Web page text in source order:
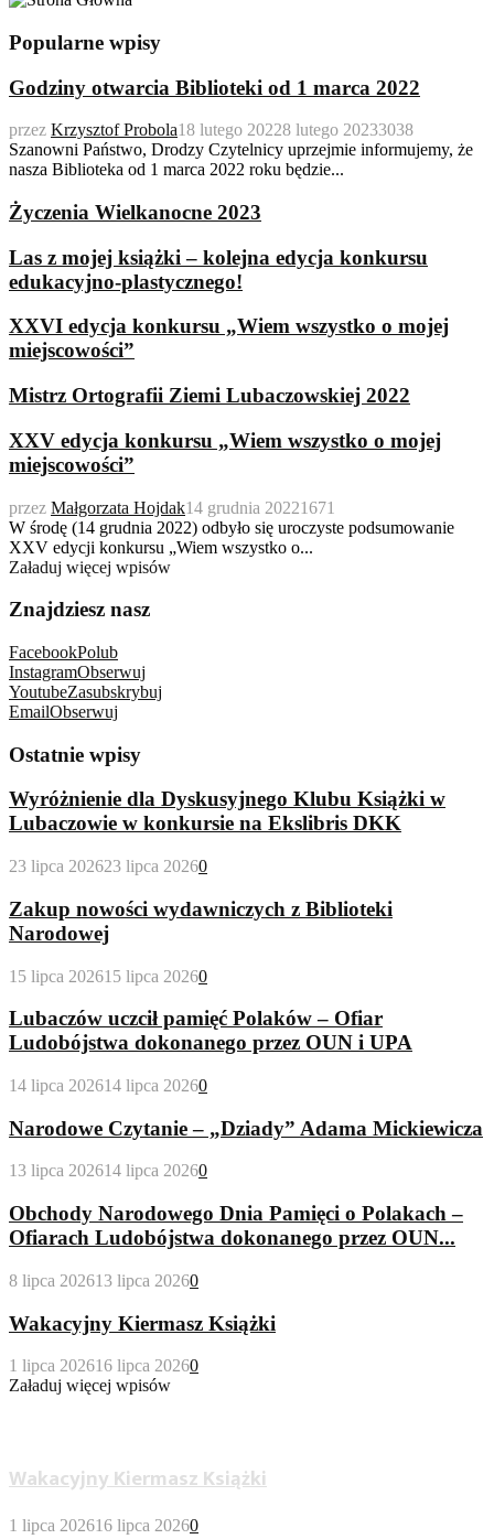
Znajdziesz nasz
FacebookPolub
InstagramObserwuj
YoutubeZasubskrybuj
EmailObserwuj
Ostatnie wpisy
Wyróżnienie dla Dyskusyjnego Klubu Książki w
Lubaczowie w konkursie na Ekslibris DKK
23 lipca 202623 lipca 20260
Zakup nowości wydawniczych z Biblioteki
Narodowej
15 lipca 202615 lipca 20260
Lubaczów uczcił pamięć Polaków – Ofiar
Ludobójstwa dokonanego przez OUN i UPA
14 lipca 202614 lipca 20260
Narodowe Czytanie – „Dziady” Adama Mickiewicza
13 lipca 202614 lipca 20260
Obchody Narodowego Dnia Pamięci o Polakach –
Ofiarach Ludobójstwa dokonanego przez OUN...
8 lipca 202613 lipca 20260
Wakacyjny Kiermasz Książki
1 lipca 202616 lipca 20260
Załaduj więcej wpisów
Popularne wpisy
Godziny otwarcia Biblioteki od 1 marca 2022
przez Krzysztof Probola18 lutego 20228 lutego 20233038
Szanowni Państwo, Drodzy Czytelnicy uprzejmie informujemy, że
nasza Biblioteka od 1 marca 2022 roku będzie...
Życzenia Wielkanocne 2023
Las z mojej książki – kolejna edycja konkursu
edukacyjno-plastycznego!
XXVI edycja konkursu „Wiem wszystko o mojej
miejscowości”
Mistrz Ortografii Ziemi Lubaczowskiej 2022
XXV edycja konkursu „Wiem wszystko o mojej
miejscowości”
przez Małgorzata Hojdak14 grudnia 20221671
W środę (14 grudnia 2022) odbyło się uroczyste podsumowanie
XXV edycji konkursu „Wiem wszystko o...
Załaduj więcej wpisów
Wakacyjny Kiermasz Książki
1 lipca 202616 lipca 20260